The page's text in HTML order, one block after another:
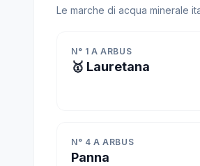
Le marche di acqua minerale
N° 1 A ARBUS
🥇 Lauretana
N° 4 A ARBUS
Panna